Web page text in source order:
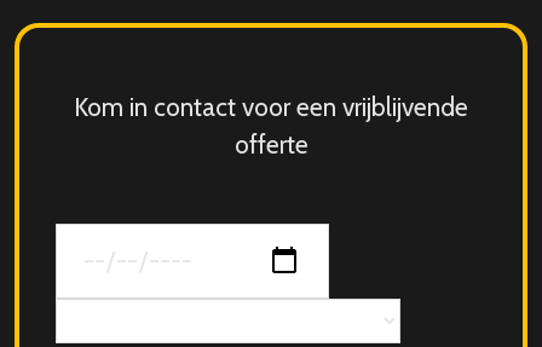
Kom in contact voor een vrijblijvende
offerte
van
jouw